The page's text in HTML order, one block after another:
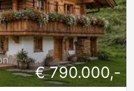
€ 790.000,-